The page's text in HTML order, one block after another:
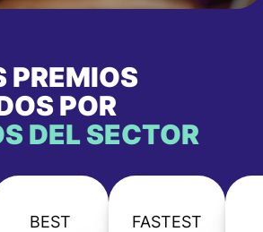
PREMIOS
POR
DEL SECTOR
BEST
FASTEST